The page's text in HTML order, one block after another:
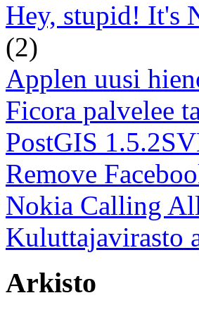
Hey, stupid! It's
(2)
Applen uusi
Ficora palvelee
PostGIS
Remove
Nokia Calling
Kuluttajavirasto
Arkisto